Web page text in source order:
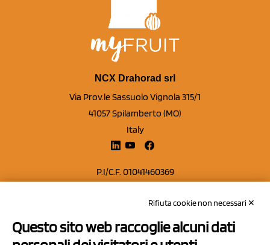
NCX Drahorad srl
Via Prov.le Sassuolo Vignola 315/1
41057 Spilamberto (MO)
Italy
P.I/C.F. 01041460369
Capitale sociale Euro 50.000,00 i.v.
Contatti
Rifiuta cookie non necessari ✕
Questo sito web raccoglie alcuni dati